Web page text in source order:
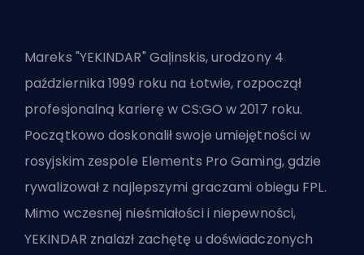
Mareks "YEKINDAR" Gaļinskis, urodzony 4
października 1999 roku na Łotwie, rozpoczął
profesjonalną karierę w CS:GO w 2017 roku.
Początkowo doskonalił swoje umiejętności w
rosyjskim zespole Elements Pro Gaming, gdzie
rywalizował z najlepszymi graczami obiegu FPL.
Mimo wczesnej nieśmiałości i niepewności,
YEKINDAR znalazł zachętę u doświadczonych